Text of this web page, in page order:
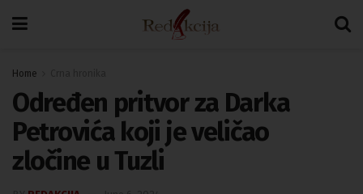
Home
Određen pritvor za Darka
Petrovića koji je veličao
zločine u Tuzli